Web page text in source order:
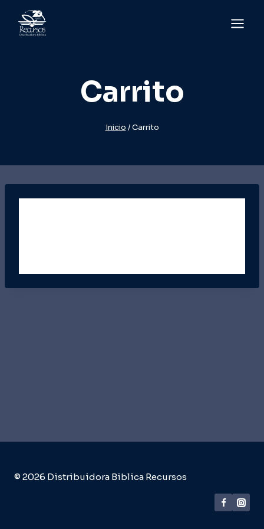
contenido
Carrito
Inicio / Carrito
© 2026 Distribuidora Biblica Recursos